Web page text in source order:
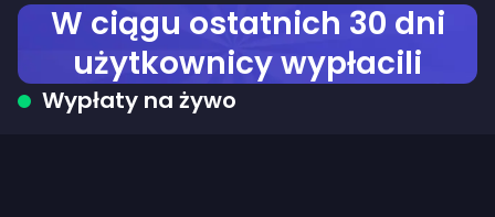
W ciągu ostatnich 30 dni
użytkownicy wypłacili
Wypłaty na żywo